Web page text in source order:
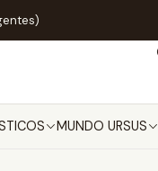
MUNDO URSUS